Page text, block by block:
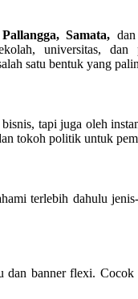
Samata, dan
universitas, dan
satu bentuk yang
tapi juga oleh
tokoh politik untuk
terlebih dahulu
dan banner flexi.